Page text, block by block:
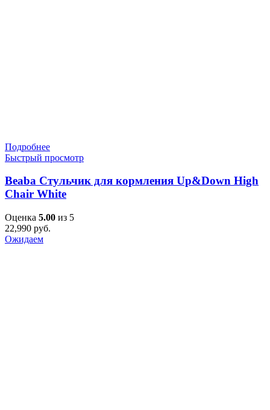
Подробнее
Быстрый просмотр
Beaba Стульчик для кормления Up&Down High
Chair White
Оценка 5.00 из 5
22,990 руб.
Ожидаем